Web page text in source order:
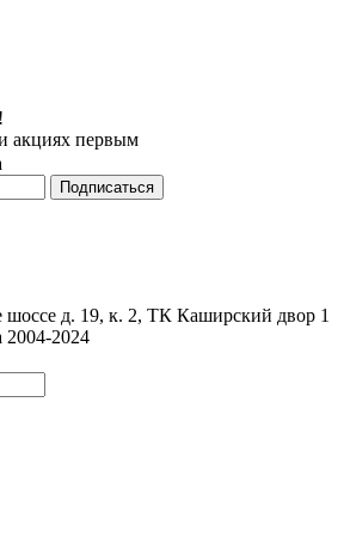
акциях первым
шоссе д. 19, к. 2, ТК Каширский двор 1
2004-2024